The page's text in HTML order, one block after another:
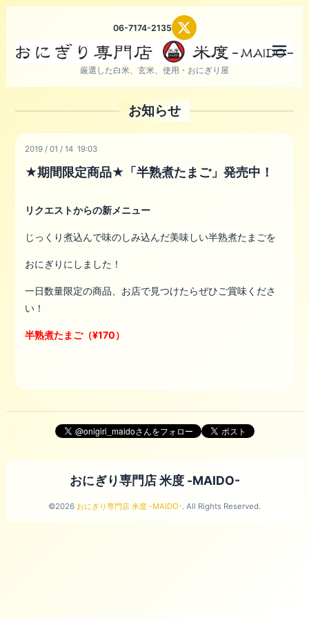
06-7174-2135
厳選した白米、玄米、使用・おにぎり屋
お知らせ
2019 /01 /14 19:03
★期間限定商品★「半熟煮たまご」発売中！
リクエストからの新メニュー
じっくり煮込んで味のしみ込んだ美味しい半熟煮たまごを
おにぎりにしました！
一日数量限定の商品、お店で見つけたらぜひご賞味くださ
い！
半熟煮たまご（¥170）
おにぎり専門店 米度 -MAIDO-
©2026 おにぎり専門店 米度 -MAIDO-. All Rights Reserved.